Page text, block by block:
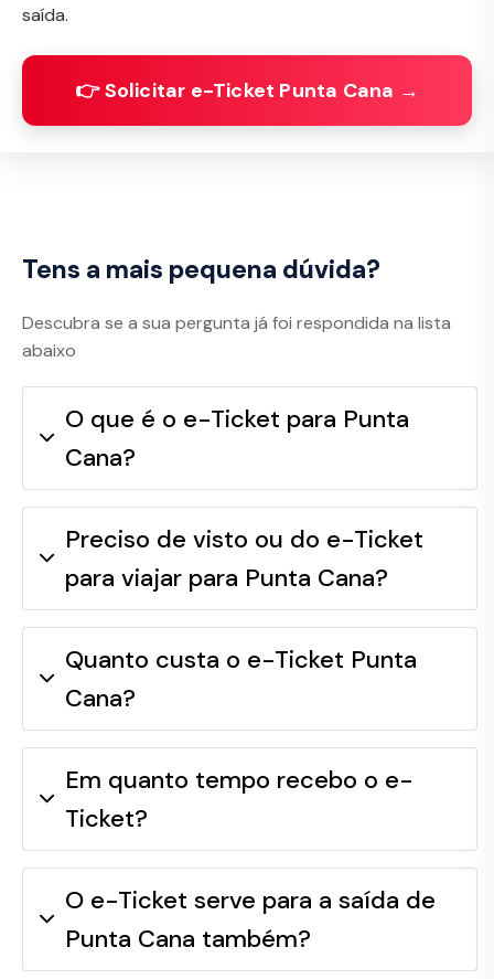
saída.
👉 Solicitar e-Ticket Punta Cana →
Tens a mais pequena dúvida?
Descubra se a sua pergunta já foi respondida na lista
abaixo
O que é o e-Ticket para Punta
Cana?
Preciso de visto ou do e-Ticket
para viajar para Punta Cana?
Quanto custa o e-Ticket Punta
Cana?
Em quanto tempo recebo o e-
Ticket?
O e-Ticket serve para a saída de
Punta Cana também?